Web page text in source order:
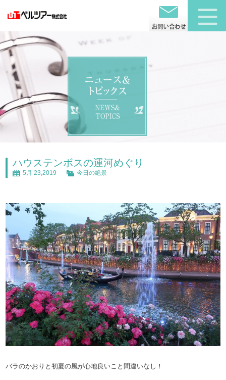
ハウステンボスの運河めぐり
5月 23,2019 今日の絶景
バラのかおりと初夏の風が心地良いこと間違いなし！